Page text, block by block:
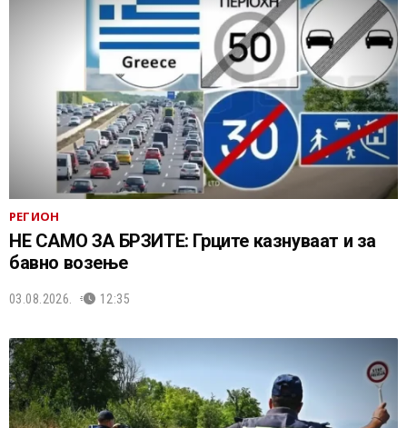
РЕГИОН
НЕ САМО ЗА БРЗИТЕ: Грците казнуваат и за
бавно возење
03.08.2026. 12:35